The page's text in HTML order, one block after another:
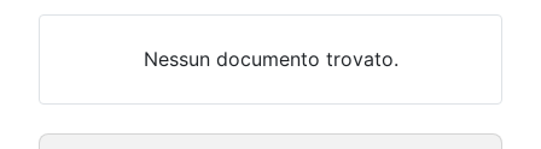
Nessun documento trovato.